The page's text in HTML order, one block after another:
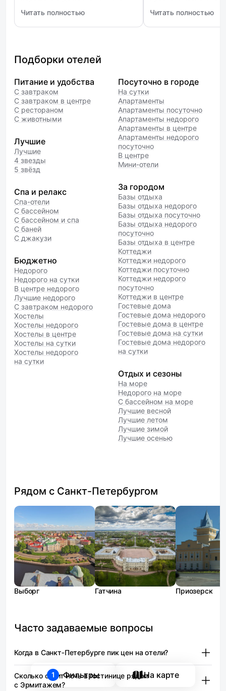
1 Фильтры На карте
сделано со вкусом. Приятный
дизайн, новая мебель,
не было,уборка проходила
ежедневно . Была приятно
с хорошей скоростью
и наличием парковки.Огромное
Спасибо всем!
Читать полностью
: Tsar Palace Luxury Hotel & SPA (Царь Палас)создающие лишний
не существенно.
Читать полностью
: Wawelberg
Подборки отелей
Питание и удобства
С завтраком
С завтраком в центре
С рестораном
С животными
Лучшие
Лучшие
4 звезды
5 звёзд
Спа и релакс
Спа-отели
С бассейном
С бассейном и спа
С баней
С джакузи
Бюджетно
Недорого
Недорого на сутки
В центре недорого
Лучшие недорого
С завтраком недорого
Хостелы
Хостелы недорого
Хостелы в центре
Хостелы на сутки
Хостелы недорого
на сутки
Посуточно в городе
На сутки
Апартаменты
Апартаменты посуточно
Апартаменты недорого
Апартаменты в центре
Апартаменты недорого
посуточно
В центре
Мини-отели
За городом
Базы отдыха
Базы отдыха недорого
Базы отдыха посуточно
Базы отдыха недорого
посуточно
Базы отдыха в центре
Коттеджи
Коттеджи недорого
Коттеджи посуточно
Коттеджи недорого
посуточно
Коттеджи в центре
Гостевые дома
Гостевые дома недорого
Гостевые дома в центре
Гостевые дома на сутки
Гостевые дома недорого
на сутки
Отдых и сезоны
На море
Недорого на море
С бассейном на море
Лучшие весной
Лучшие летом
Лучшие зимой
Лучшие осенью
Рядом с Санкт-Петербургом
Выборг Гатчина Приозерск
Часто задаваемые вопросы
Когда в Санкт‑Петербурге пик цен на отели?
Пик цен приходится на период с середины мая
по середину июля — сезон белых ночей. В эти месяцы
Сколько стоит ночь в гостинице рядом
с Эрмитажем?